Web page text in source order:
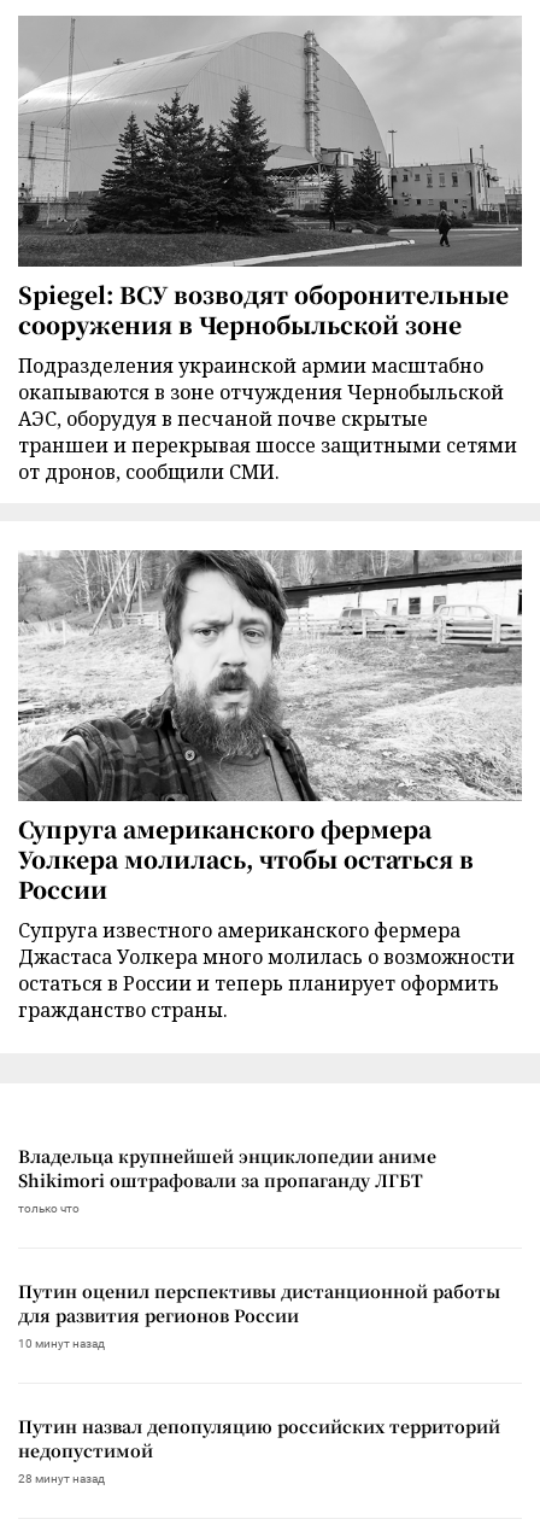
Spiegel: ВСУ возводят оборонительные
сооружения в Чернобыльской зоне
Подразделения украинской армии масштабно
окапываются в зоне отчуждения Чернобыльской
АЭС, оборудуя в песчаной почве скрытые
траншеи и перекрывая шоссе защитными сетями
от дронов, сообщили СМИ.
Супруга американского фермера
Уолкера молилась, чтобы остаться в
России
Супруга известного американского фермера
Джастаса Уолкера много молилась о возможности
остаться в России и теперь планирует оформить
гражданство страны.
Владельца крупнейшей энциклопедии аниме
Shikimori оштрафовали за пропаганду ЛГБТ
только что
Путин оценил перспективы дистанционной работы
для развития регионов России
10 минут назад
Путин назвал депопуляцию российских территорий
недопустимой
28 минут назад